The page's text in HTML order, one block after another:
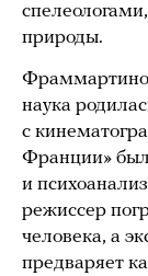
природы.
Фраммартино
наука
с
Франции»
и
режиссер
человека, а
предваряет